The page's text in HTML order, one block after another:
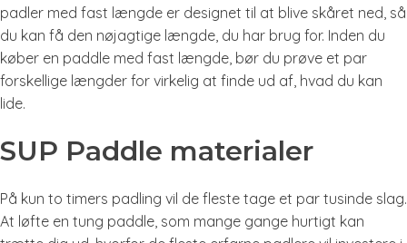
padler med fast længde er designet til at blive skåret ned, så
du kan få den nøjagtige længde, du har brug for. Inden du
køber en paddle med fast længde, bør du prøve et par
forskellige længder for virkelig at finde ud af, hvad du kan
lide.
SUP Paddle materialer
På kun to timers padling vil de fleste tage et par tusinde slag.
At løfte en tung paddle, som mange gange hurtigt kan